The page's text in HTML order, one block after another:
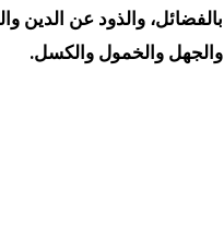
بالفضائل، والذود عن الدين
والجهل والخمول والكسل.